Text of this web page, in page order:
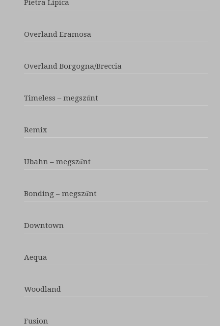
Pietra Lipica
Overland Eramosa
Overland Borgogna/Breccia
Timeless – megszűnt
Remix
Ubahn – megszűnt
Bonding – megszűnt
Downtown
Aequa
Woodland
Fusion